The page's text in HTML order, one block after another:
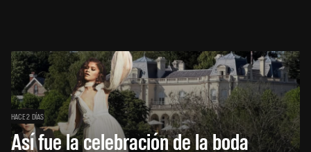
HACE 2 DÍAS
Así fue la celebración de la boda